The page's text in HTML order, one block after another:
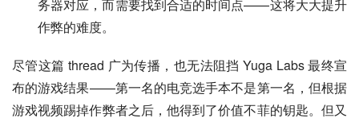
务器对应，而需要找到合适的时间点——这将大大提升
作弊的难度。
尽管这篇 thread 广为传播，也无法阻挡 Yuga Labs 最终宣
布的游戏结果——第一名的电竞选手本不是第一名，但根据
游戏视频踢掉作弊者之后，他得到了价值不菲的钥匙。但又